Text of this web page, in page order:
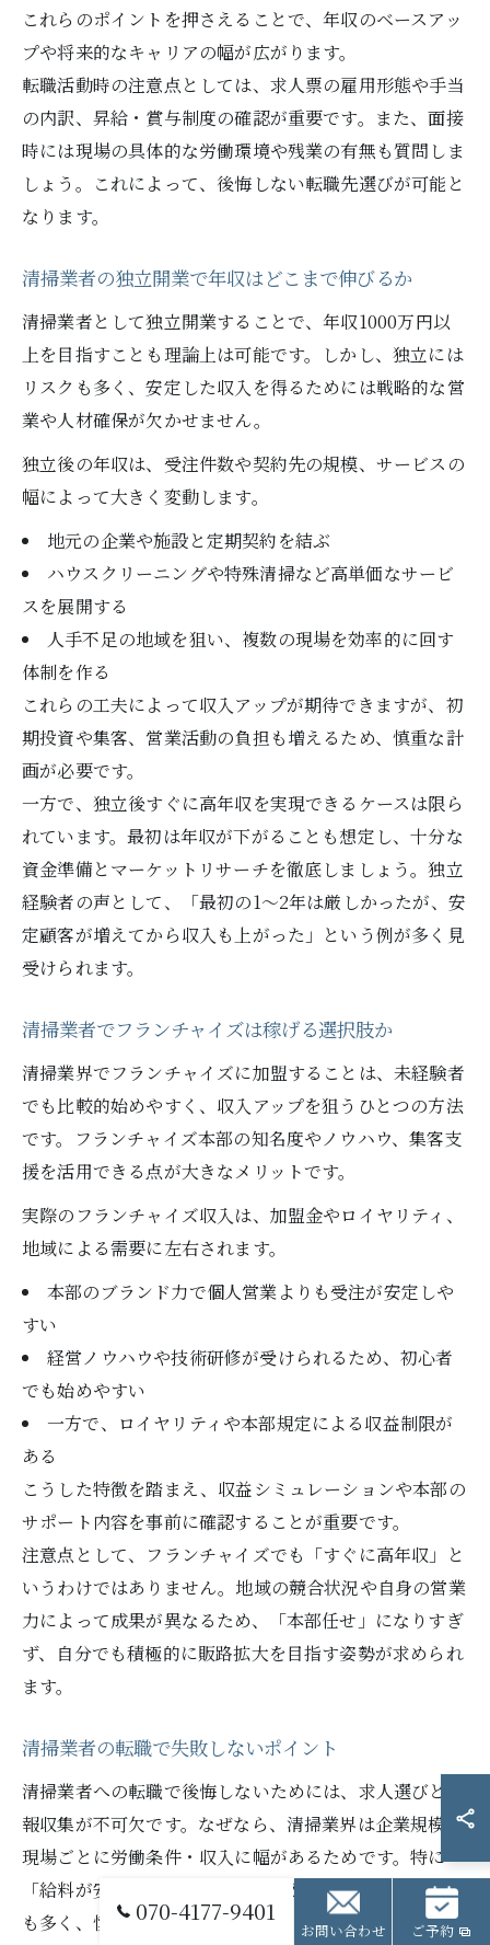
これらのポイントを押さえることで、年収のベースアッ
プや将来的なキャリアの幅が広がります。
転職活動時の注意点としては、求人票の雇用形態や手当
の内訳、昇給・賞与制度の確認が重要です。また、面接
時には現場の具体的な労働環境や残業の有無も質問しま
しょう。これによって、後悔しない転職先選びが可能と
なります。
清掃業者の独立開業で年収はどこまで伸びるか
清掃業者として独立開業することで、年収1000万円以
上を目指すことも理論上は可能です。しかし、独立には
リスクも多く、安定した収入を得るためには戦略的な営
業や人材確保が欠かせません。
独立後の年収は、受注件数や契約先の規模、サービスの
幅によって大きく変動します。
地元の企業や施設と定期契約を結ぶ
ハウスクリーニングや特殊清掃など高単価なサービ
スを展開する
人手不足の地域を狙い、複数の現場を効率的に回す
体制を作る
これらの工夫によって収入アップが期待できますが、初
期投資や集客、営業活動の負担も増えるため、慎重な計
画が必要です。
一方で、独立後すぐに高年収を実現できるケースは限ら
れています。最初は年収が下がることも想定し、十分な
資金準備とマーケットリサーチを徹底しましょう。独立
経験者の声として、「最初の1～2年は厳しかったが、安
定顧客が増えてから収入も上がった」という例が多く見
受けられます。
清掃業者でフランチャイズは稼げる選択肢か
清掃業界でフランチャイズに加盟することは、未経験者
でも比較的始めやすく、収入アップを狙うひとつの方法
です。フランチャイズ本部の知名度やノウハウ、集客支
援を活用できる点が大きなメリットです。
実際のフランチャイズ収入は、加盟金やロイヤリティ、
地域による需要に左右されます。
本部のブランド力で個人営業よりも受注が安定しや
すい
経営ノウハウや技術研修が受けられるため、初心者
でも始めやすい
一方で、ロイヤリティや本部規定による収益制限が
ある
こうした特徴を踏まえ、収益シミュレーションや本部の
サポート内容を事前に確認することが重要です。
注意点として、フランチャイズでも「すぐに高年収」と
いうわけではありません。地域の競合状況や自身の営業
力によって成果が異なるため、「本部任せ」になりすぎ
ず、自分でも積極的に販路拡大を目指す姿勢が求められ
ます。
清掃業者の転職で失敗しないポイント
清掃業者への転職で後悔しないためには、求人選びと情
報収集が不可欠です。なぜなら、清掃業界は企業規模や
現場ごとに労働条件・収入に幅があるためです。特に
「給料が安い」「人手不足で業務がきつい」といった声
も多く、慎重な確認が重要です。
070-4177-9401
お問い合わせ ご予約